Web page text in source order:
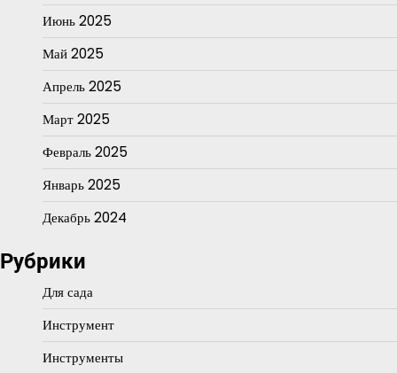
Июнь 2025
Май 2025
Апрель 2025
Март 2025
Февраль 2025
Январь 2025
Декабрь 2024
Рубрики
Для сада
Инструмент
Инструменты